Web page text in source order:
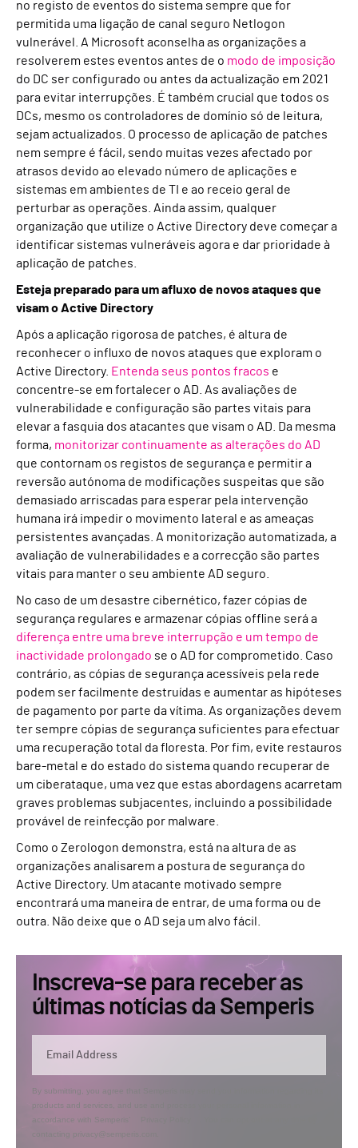
no registo de eventos do sistema sempre que for
permitida uma ligação de canal seguro Netlogon
vulnerável. A Microsoft aconselha as organizações a
resolverem estes eventos antes de o modo de imposição
do DC ser configurado ou antes da actualização em 2021
para evitar interrupções. É também crucial que todos os
DCs, mesmo os controladores de domínio só de leitura,
sejam actualizados. O processo de aplicação de patches
nem sempre é fácil, sendo muitas vezes afectado por
atrasos devido ao elevado número de aplicações e
sistemas em ambientes de TI e ao receio geral de
perturbar as operações. Ainda assim, qualquer
organização que utilize o Active Directory deve começar a
identificar sistemas vulneráveis agora e dar prioridade à
aplicação de patches.
Esteja preparado para um afluxo de novos ataques que
visam o Active Directory
Após a aplicação rigorosa de patches, é altura de
reconhecer o influxo de novos ataques que exploram o
Active Directory. Entenda seus pontos fracos e
concentre-se em fortalecer o AD. As avaliações de
vulnerabilidade e configuração são partes vitais para
elevar a fasquia dos atacantes que visam o AD. Da mesma
forma, monitorizar continuamente as alterações do AD
que contornam os registos de segurança e permitir a
reversão autónoma de modificações suspeitas que são
demasiado arriscadas para esperar pela intervenção
humana irá impedir o movimento lateral e as ameaças
persistentes avançadas. A monitorização automatizada, a
avaliação de vulnerabilidades e a correcção são partes
vitais para manter o seu ambiente AD seguro.
No caso de um desastre cibernético, fazer cópias de
segurança regulares e armazenar cópias offline será a
diferença entre uma breve interrupção e um tempo de
inactividade prolongado se o AD for comprometido. Caso
contrário, as cópias de segurança acessíveis pela rede
podem ser facilmente destruídas e aumentar as hipóteses
de pagamento por parte da vítima. As organizações devem
ter sempre cópias de segurança suficientes para efectuar
uma recuperação total da floresta. Por fim, evite restauros
bare-metal e do estado do sistema quando recuperar de
um ciberataque, uma vez que estas abordagens acarretam
graves problemas subjacentes, incluindo a possibilidade
provável de reinfecção por malware.
Como o Zerologon demonstra, está na altura de as
organizações analisarem a postura de segurança do
Active Directory. Um atacante motivado sempre
encontrará uma maneira de entrar, de uma forma ou de
outra. Não deixe que o AD seja um alvo fácil.
Inscreva-se para receber as
últimas notícias da Semperis
By submitting, you agree that Semperis may send you information regarding its
products and services, and use and process your personal information in
accordance with Semperis’
contacting privacy@semperis.com.